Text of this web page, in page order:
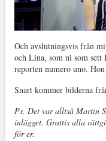
Och avslutningsvis från
och Lina, som ni som sett
reporten numero uno.
Snart kommer bilderna
Ps. Det var alltså Martin
inlägget. Grattis alla
för er.